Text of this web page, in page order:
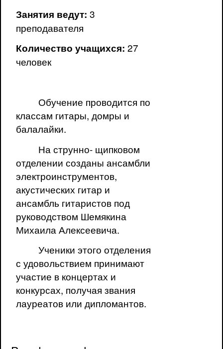
Занятия ведут: 3
преподавателя
Количество учащихся: 27
человек
Обучение проводится по
классам гитары, домры и
балалайки.
На струнно- щипковом
отделении созданы ансамбли
электроинструментов,
акустических гитар и
ансамбль гитаристов под
руководством Шемякина
Михаила Алексеевича.
Ученики этого отделения
с удовольствием принимают
участие в концертах и
конкурсах, получая звания
лауреатов или дипломантов.